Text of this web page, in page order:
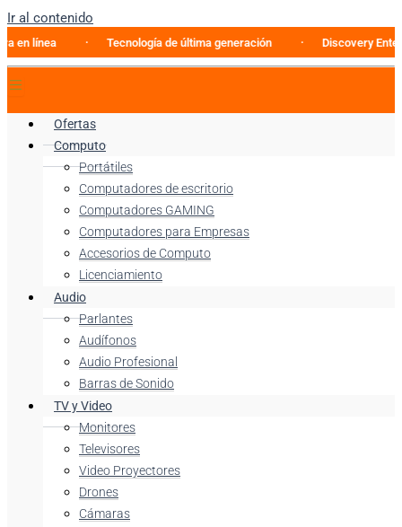
Ir al contenido
Tecnología de última generación Discovery Enterprise
Ofertas
Computo
Portátiles
Computadores de escritorio
Computadores GAMING
Computadores para Empresas
Accesorios de Computo
Licenciamiento
Audio
Parlantes
Audífonos
Audio Profesional
Barras de Sonido
TV y Video
Monitores
Televisores
Video Proyectores
Drones
Cámaras